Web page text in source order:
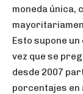
moneda única,
Esto supone
vez que se
desde 2007
porcentajes en